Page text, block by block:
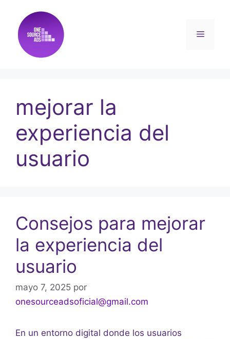
mejorar la
experiencia del
usuario
Consejos para mejorar
la experiencia del
usuario
mayo 7, 2025 por
onesourceadsoficial@gmail.com
En un entorno digital donde los usuarios